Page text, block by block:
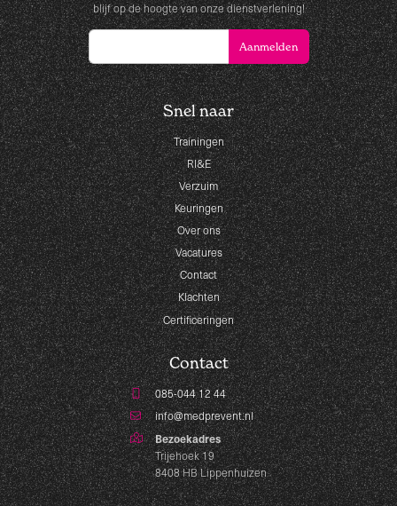
blijf op de hoogte van onze dienstverlening!
Snel naar
Trainingen
RI&E
Verzuim
Keuringen
Over ons
Vacatures
Contact
Klachten
Certificeringen
Contact
085-044 12 44
info@medprevent.nl
Bezoekadres
Trijehoek 19
8408 HB Lippenhuizen